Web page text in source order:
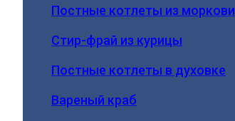
Постные котлеты из моркови
Стир-фрай из курицы
Постные котлеты в духовке
Вареный краб